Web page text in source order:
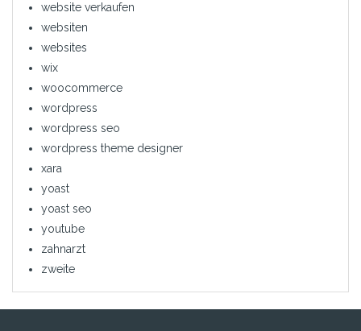
website verkaufen
websiten
websites
wix
woocommerce
wordpress
wordpress seo
wordpress theme designer
xara
yoast
yoast seo
youtube
zahnarzt
zweite